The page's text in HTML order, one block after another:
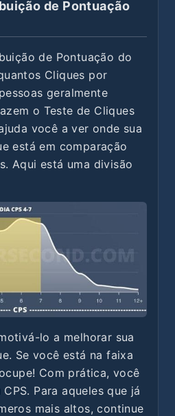
de Pontuação
de Pontuação do
Cliques por
geralmente
o Teste de Cliques
você a ver onde sua
está em comparação
Aqui está uma divisão
lo a melhorar sua
Se você está na faixa
Com prática, você
Para aqueles que já
mais altos, continue